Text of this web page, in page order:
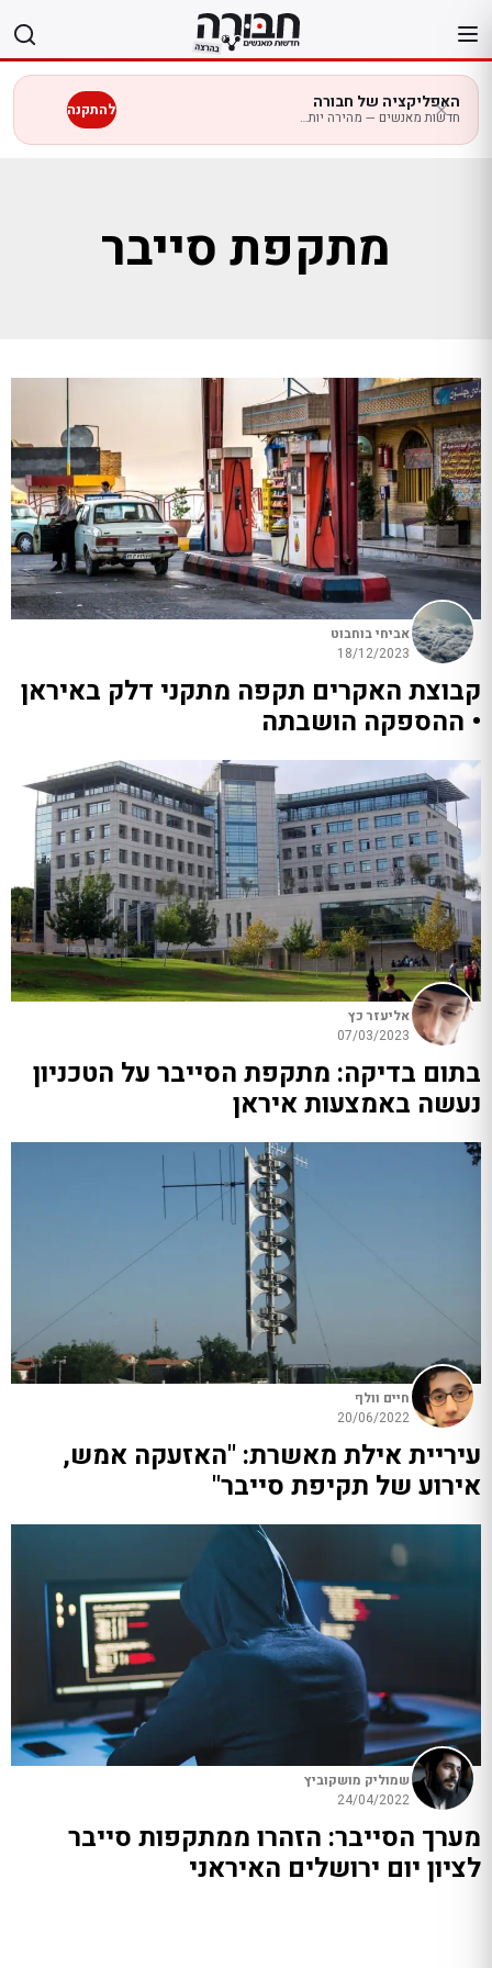
לתוכן
האפליקציה של חבורה
חדשות מאנשים — מהירה יותר בנייד להתקנה
מתקפת סייבר
אביחי בוחבוט
18/12/2023
קבוצת האקרים תקפה מתקני דלק באיראן
• ההספקה הושבתה
אליעזר כץ
07/03/2023
בתום בדיקה: מתקפת הסייבר על הטכניון
נעשה באמצעות איראן
חיים וולף
20/06/2022
עיריית אילת מאשרת: "האזעקה אמש,
אירוע של תקיפת סייבר"
שמוליק מושקוביץ
24/04/2022
מערך הסייבר: הזהרו ממתקפות סייבר
לציון יום ירושלים האיראני